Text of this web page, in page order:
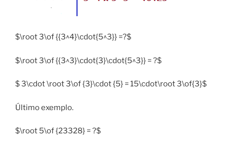
$\root 3\of {{3^4}\cdot{5^3}} =?$
$\root 3\of {{3^3}\cdot{3}\cdot{5^3}} = ?$
$ 3\cdot \root 3\of {3}\cdot {5} = 15\cdot\root 3\of{3}$
Último exemplo.
$\root 5\of {23328} = ?$